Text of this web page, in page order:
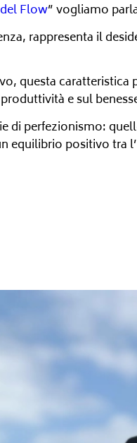
Flow” vogliamo
rappresenta il
questa
e sul
di perfezionismo:
equilibrio positivo tra